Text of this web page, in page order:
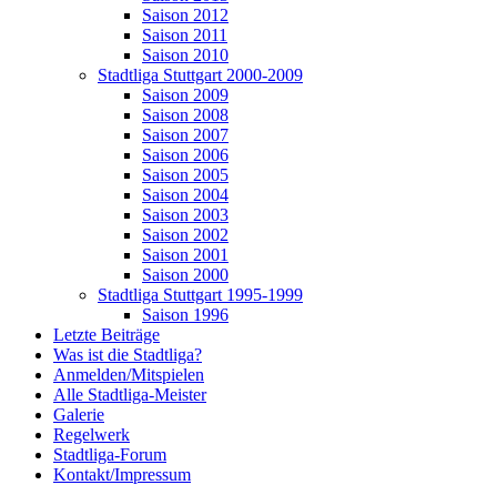
Saison 2012
Saison 2011
Saison 2010
Stadtliga Stuttgart 2000-2009
Saison 2009
Saison 2008
Saison 2007
Saison 2006
Saison 2005
Saison 2004
Saison 2003
Saison 2002
Saison 2001
Saison 2000
Stadtliga Stuttgart 1995-1999
Saison 1996
Letzte Beiträge
Was ist die Stadtliga?
Anmelden/Mitspielen
Alle Stadtliga-Meister
Galerie
Regelwerk
Stadtliga-Forum
Kontakt/Impressum